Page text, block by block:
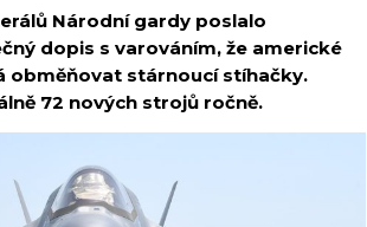
Národní gardy poslalo
dopis s varováním, že americké
obměňovat stárnoucí stíhačky.
72 nových strojů ročně.